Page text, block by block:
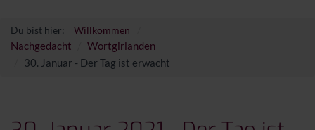
Du bist hier: Willkommen
Nachgedacht
Wortgirlanden
30. Januar - Der Tag ist erwacht